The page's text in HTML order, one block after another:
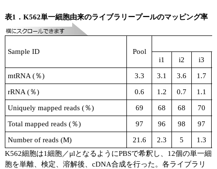
表1．K562単一細胞由来のライブラリープールのマッピング率
Sample ID
Pool
i1
i2 i3
mtRNA (％) 3.3 3.1 3.6 1.7
rRNA (％) 0.6 1.2 0.7 1.1
Uniquely mapped reads (％) 69 68 68 70
Total mapped reads (％) 97 96 98 97
Number of reads (M) 21.6 2.3 5 1.3
K562細胞は1細胞／μlとなるようにPBSで希釈し、12個の単一細
胞を単離、検定、溶解後、cDNA合成を行った。各ライブラリ